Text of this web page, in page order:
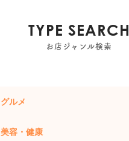
TYPE SEARCH
お店ジャンル検索
グルメ
美容・健康